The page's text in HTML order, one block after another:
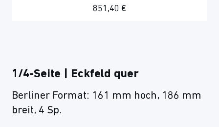
851,40 €
1/4-Seite | Eckfeld quer
Berliner Format: 161 mm hoch, 186 mm
breit, 4 Sp.